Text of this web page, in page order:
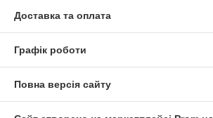
Доставка та оплата
Графік роботи
Повна версія сайту